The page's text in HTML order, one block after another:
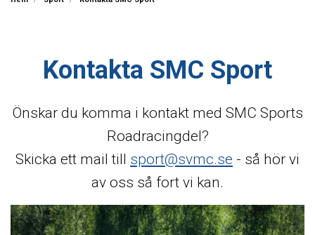
Kontakta SMC Sport
Önskar du komma i kontakt med SMC Sports
Roadracingdel?
Skicka ett mail till sport@svmc.se - så hör vi
av oss så fort vi kan.